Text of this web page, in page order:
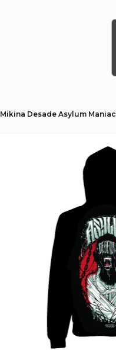
Mikina Desade Asylum Maniac